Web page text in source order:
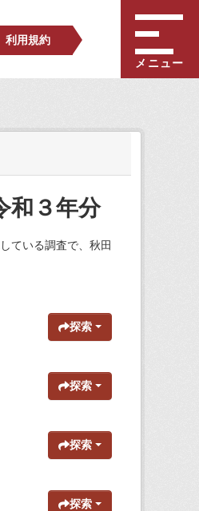
利用規約
メニュー
和３年分
ている調査で、秋田
探索
探索
探索
探索